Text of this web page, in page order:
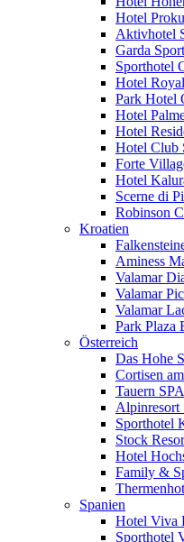
Hotel
Aktivhotel
Garda
Sporthotel
Hotel
Park Hotel
Hotel
Hotel
Hotel Club
Forte
Hotel
Scerne di
Robinson
Kroatien
Aminess
Valamar
Valamar
Valamar
Park Plaza
Österreich
Das Hohe
Cortisen
Tauern
Alpinresort
Sporthotel
Stock
Hotel
Family &
Spanien
Hotel Viva
Sporthotel